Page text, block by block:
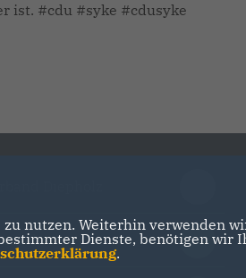
ist. #cdu #syke #cdusyke
nutzen. Weiterhin verwenden
Dienste, benötigen
.